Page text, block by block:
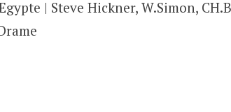
| Steve Hickner, W.Simon,